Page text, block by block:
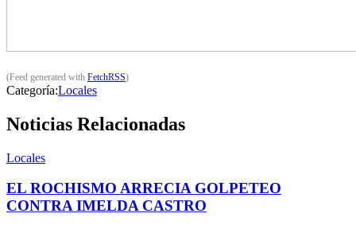
(Feed generated with FetchRSS)
Categoría:Locales
Noticias Relacionadas
Locales
EL ROCHISMO ARRECIA GOLPETEO
CONTRA IMELDA CASTRO